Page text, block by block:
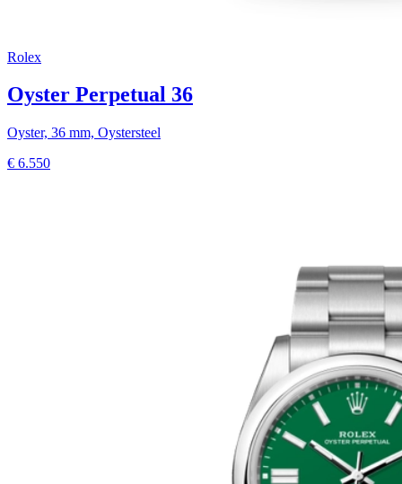
Rolex
Oyster Perpetual 36
Oyster, 36 mm, Oystersteel
€ 6.550